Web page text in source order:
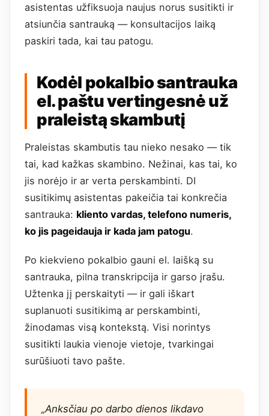
asistentas užfiksuoja naujus norus susitikti ir
atsiunčia santrauką — konsultacijos laiką
paskiri tada, kai tau patogu.
Kodėl pokalbio santrauka
el. paštu vertingesnė už
praleistą skambutį
Praleistas skambutis tau nieko nesako — tik
tai, kad kažkas skambino. Nežinai, kas tai, ko
jis norėjo ir ar verta perskambinti. DI
susitikimų asistentas pakeičia tai konkrečia
santrauka: kliento vardas, telefono numeris,
ko jis pageidauja ir kada jam patogu.
Po kiekvieno pokalbio gauni el. laišką su
santrauka, pilna transkripcija ir garso įrašu.
Užtenka jį perskaityti — ir gali iškart
suplanuoti susitikimą ar perskambinti,
žinodamas visą kontekstą. Visi norintys
susitikti laukia vienoje vietoje, tvarkingai
surūšiuoti tavo pašte.
„Anksčiau po darbo dienos likdavo